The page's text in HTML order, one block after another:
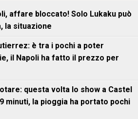
affare bloccato! Solo Lukaku può
la situazione
è tra i pochi a poter
il Napoli ha fatto il prezzo per
questa volta lo show a Castel
minuti, la pioggia ha portato pochi